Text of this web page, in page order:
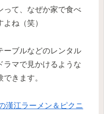
って、なぜか家で食べ
ね（笑）
ーブルなどのレンタル
ラマで見かけるような
きます。
漢江ラーメン＆ピクニ